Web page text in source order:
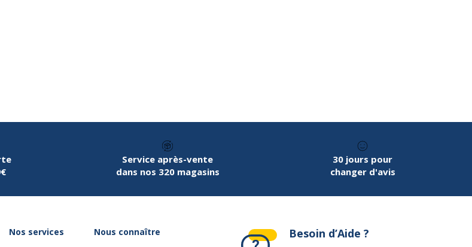
Service après-vente
dans nos 320 magasins
30 jours pour
changer d'avis
Nos services Nous connaître Besoin d’Aide ?